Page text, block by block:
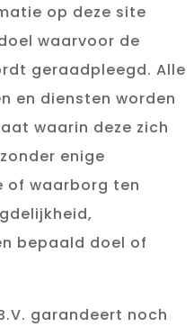
op deze site
waarvoor de
geraadpleegd. Alle
en diensten worden
waarin deze zich
enige
waarborg ten
bepaald doel of
garandeert noch